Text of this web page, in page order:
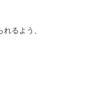
るよう、